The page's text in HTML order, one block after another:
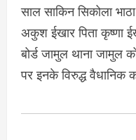
साल साकिन सिकोला
अकुश ईखार पिता कृष्णा
बोर्ड जामुल थाना जामुल
पर इनके विरुद्ध वैधानिक